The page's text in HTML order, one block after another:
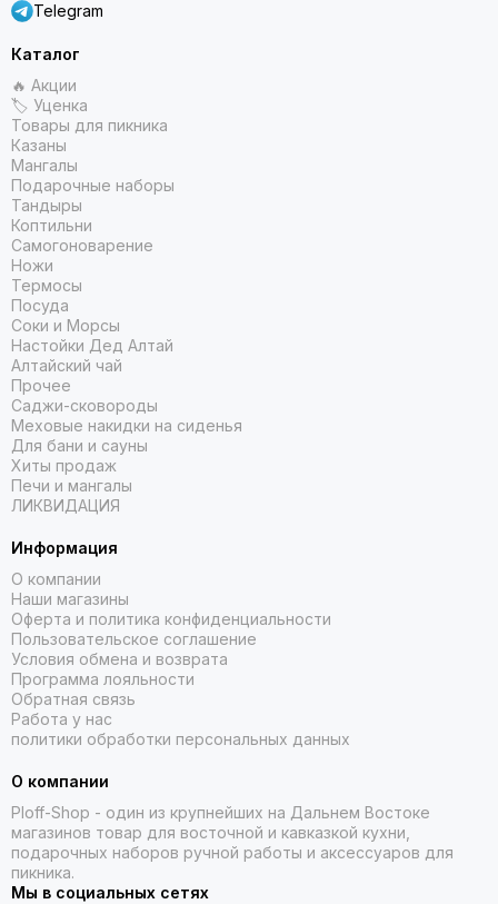
Telegram
Каталог
🔥 Акции
🏷 Уценка
Товары для пикника
Казаны
Мангалы
Подарочные наборы
Тандыры
Коптильни
Самогоноварение
Ножи
Термосы
Посуда
Соки и Морсы
Настойки Дед Алтай
Алтайский чай
Прочее
Саджи-сковороды
Меховые накидки на сиденья
Для бани и сауны
Хиты продаж
Печи и мангалы
ЛИКВИДАЦИЯ
Информация
О компании
Наши магазины
Оферта и политика конфиденциальности
Пользовательское соглашение
Условия обмена и возврата
Программа лояльности
Обратная связь
Работа у нас
политики обработки персональных данных
О компании
Ploff-Shop - один из крупнейших на Дальнем Востоке
магазинов товар для восточной и кавказкой кухни,
подарочных наборов ручной работы и аксессуаров для
пикника.
Мы в социальных сетях